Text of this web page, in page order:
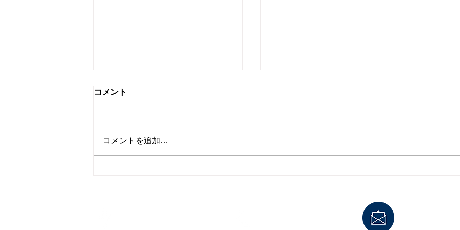
税務署の調査と国税局資料調
収書を確認する場面をイメージさ
れる方が多いと思います。 実は
は、消費税の仕入税額控除を受け
業者との取引処理や経過措置への
対応、請求書の管理体制の強...
裏話
コメント
コメントを追加…